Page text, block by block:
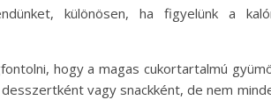
különösen, ha figyelünk a
hogy a magas cukortartalmú
vagy snackként, de nem